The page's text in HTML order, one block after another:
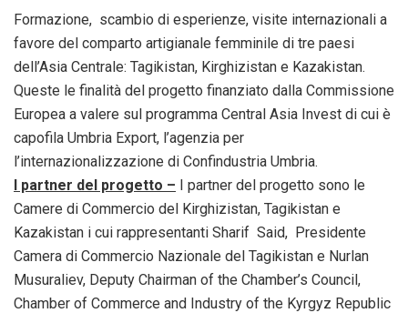
Formazione, scambio di esperienze, visite internazionali a
favore del comparto artigianale femminile di tre paesi
dell’Asia Centrale: Tagikistan, Kirghizistan e Kazakistan.
Queste le finalità del progetto finanziato dalla Commissione
Europea a valere sul programma Central Asia Invest di cui è
capofila Umbria Export, l’agenzia per
l’internazionalizzazione di Confindustria Umbria.
I partner del progetto – I partner del progetto sono le
Camere di Commercio del Kirghizistan, Tagikistan e
Kazakistan i cui rappresentanti Sharif Said, Presidente
Camera di Commercio Nazionale del Tagikistan e Nurlan
Musuraliev, Deputy Chairman of the Chamber’s Council,
Chamber of Commerce and Industry of the Kyrgyz Republic